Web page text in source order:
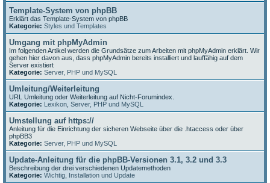
Template-System von phpBB
Erklärt das Template-System von phpBB
Kategorie: Styles und Templates
Umgang mit phpMyAdmin
Im folgenden Artikel werden die Grundsätze zum Arbeiten mit phpMyAdmin erklärt. Wir
gehen hier davon aus, dass phpMyAdmin bereits installiert und lauffähig auf dem
Server existiert
Kategorie: Server, PHP und MySQL
Umleitung/Weiterleitung
URL Umleitung oder Weiterleitung auf Nicht-Forumindex.
Kategorie: Lexikon Server, PHP und MySQL
Umstellung auf https://
Anleitung für die Einrichtung der sicheren Webseite über die .htaccess oder über
phpBB3
Kategorie: Server, PHP und MySQL
Update-Anleitung für die phpBB-Versionen 3.1, 3.2 und 3.3
Beschreibung der drei verschiedenen Updatemethoden
Kategorie: Wichtig Installation und Update